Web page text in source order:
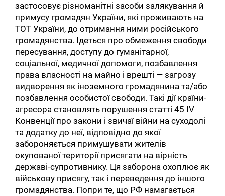
застосовує різноманітні засоби залякування й
примусу громадян України, які проживають на
ТОТ України, до отримання ними російського
громадянства. Ідеться про обмеження свободи
пересування, доступу до гуманітарної,
соціальної, медичної допомоги, позбавлення
права власності на майно і врешті — загрозу
видворення як іноземного громадянина та/або
позбавлення особистої свободи. Такі дії країни-
агресора становлять порушення статті 45 IV
Конвенції про закони і звичаї війни на суходолі
та додатку до неї, відповідно до якої
забороняється примушувати жителів
окупованої території присягати на вірність
державі-супротивнику. Ця заборона охоплює як
військову присягу, так і переведення до іншого
громадянства. Попри те, що РФ намагається